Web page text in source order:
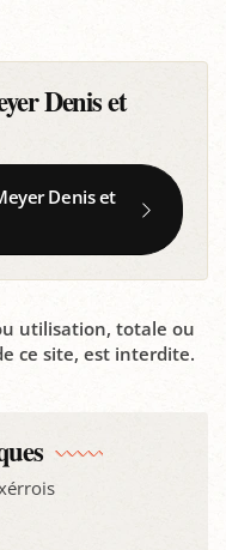
Denis et
Denis et
utilisation, totale ou
ce site, est interdite.